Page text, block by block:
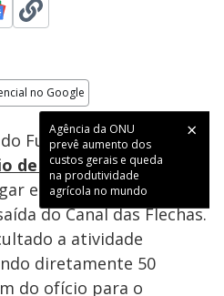
no Google
Agência da ONU
prevê aumento dos
custos gerais e queda
na produtividade
agrícola no mundo
Furado, no Campos
de Janeiro, enfrentam
e acessar o mar devido
do Canal das Flechas.
a atividade
diretamente 50
do ofício para o